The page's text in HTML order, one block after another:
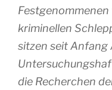
kriminellen
sitzen seit Anfang
die Recherchen